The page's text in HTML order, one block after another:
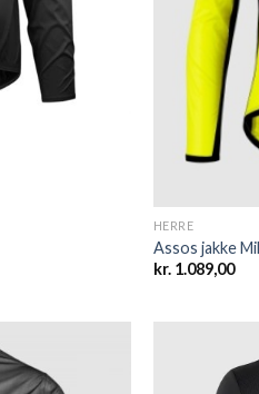
HERRE
Assos jakke
kr.1.089,00